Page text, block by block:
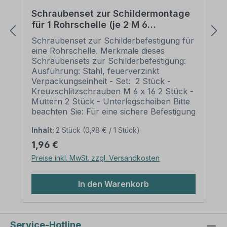
Verbotszeichen Kirsche – LW-E-07: Norm
Verbotsszeichen: praxisbewährt Material:
PVC - Hartschaum 3 mm (nur für
mittelfristige Anwendung) Aluminium 2
mm Ausführung: standard weiß,
Verbotssymbol rot/schwarz, schwarzer
Text und Rahmen. Alternative
Ausführungen sind möglich.
Abmessungen: (nicht in allen Materialien
verfügbar) 200 x 300 mm 300 x 450
mm 400 x 600 mm 500 x 750 mm 600
beschnitten mit abgerundeten oder
spitzen Ecken je nach Druckmaterial.
Verpackungseinheiten: 1 Ernteschild Bitte
beachten Sie: Dieses Kombinationsschild
Artikelabbildung oder mit individuellen
Attributen bestellt werden. Wünschen Sie
einen individuellen Text, geben Sie diesen
Nach Ihrer Bestellung setzen wir Ihre
Schraubenset zur Schildermontage
für 1 Rohrschelle (je 2 M 6
Schrauben, Unterlegscheiben,
Muttern)
Schraubenset zur Schilderbefestigung für
eine Rohrschelle. Merkmale dieses
Schraubensets zur Schilderbefestigung:
Ausführung: Stahl, feuerverzinkt
Verpackungseinheit - Set: 2 Stück -
Kreuzschlitzschrauben M 6 x 16 2 Stück -
Muttern 2 Stück - Unterlegscheiben Bitte
beachten Sie: Für eine sichere Befestigung
mm werden zwei Rohrschellen und somit
auch zwei Schraubensätze benötigt.
Inhalt: 2 Stück (0,98 € / 1 Stück)
Regulärer Preis:
1,96 €
Preise inkl. MwSt. zzgl. Versandkosten
In den Warenkorb
Service-Hotline